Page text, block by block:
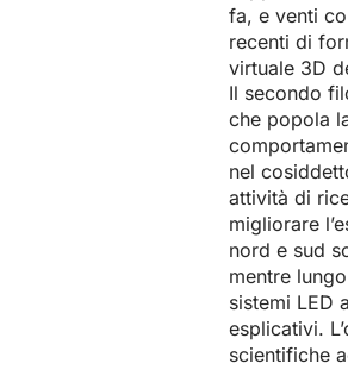
fa, e venti
recenti di
virtuale 3D
Il secondo
che popola
nel
attività di
migliorare
nord e sud
mentre
sistemi LED
esplicativi.
scientifiche